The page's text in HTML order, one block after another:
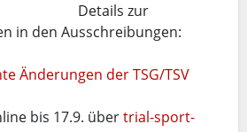
Details zur
in den Ausschreibungen:
Änderungen der TSG/TSV
bis 17.9. übertrial-sport-